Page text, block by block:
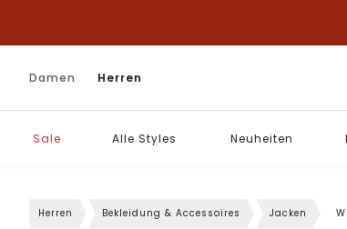
Damen Herren
Sale Alle Styles Neuheiten
Herren Bekleidung & Accessoires Jacken